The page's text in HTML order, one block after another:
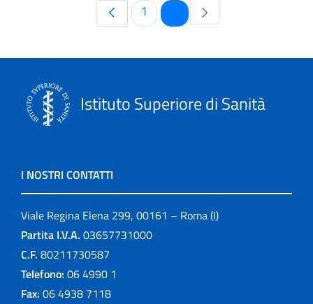
Pagina
1 Pagina
Istituto Superiore di Sanità
I NOSTRI CONTATTI
Viale Regina Elena 299, 00161 – Roma (I)
Partita I.V.A. 03657731000
C.F. 80211730587
Telefono: 06 4990 1
Fax: 06 4938 7118